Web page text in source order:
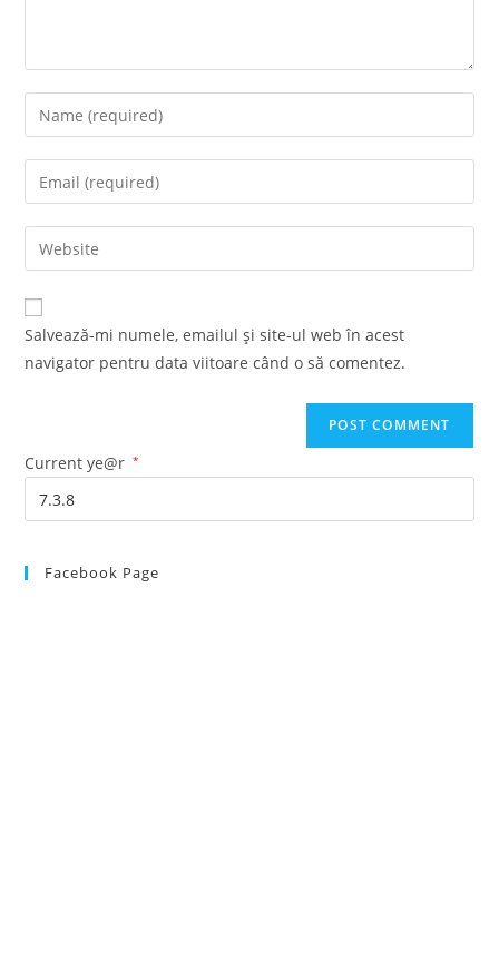
Enter
your
name
comment
Enter
your
email
address
comment
Enter
your
website
URL
Salvează-mi numele, emailul și site-ul web în acest
navigator pentru data viitoare când o să comentez.
Current ye@r *
Facebook Page